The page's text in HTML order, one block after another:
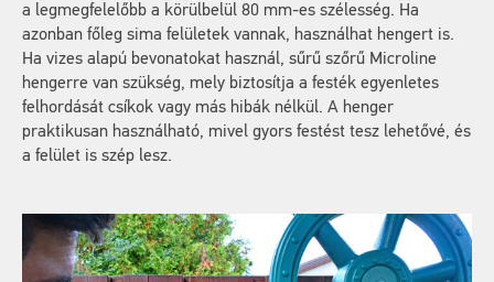
a legmegfelelőbb a körülbelül 80 mm-es szélesség. Ha
azonban főleg sima felületek vannak, használhat hengert is.
Ha vizes alapú bevonatokat használ, sűrű szőrű Microline
hengerre van szükség, mely biztosítja a festék egyenletes
felhordását csíkok vagy más hibák nélkül. A henger
praktikusan használható, mivel gyors festést tesz lehetővé, és
a felület is szép lesz.